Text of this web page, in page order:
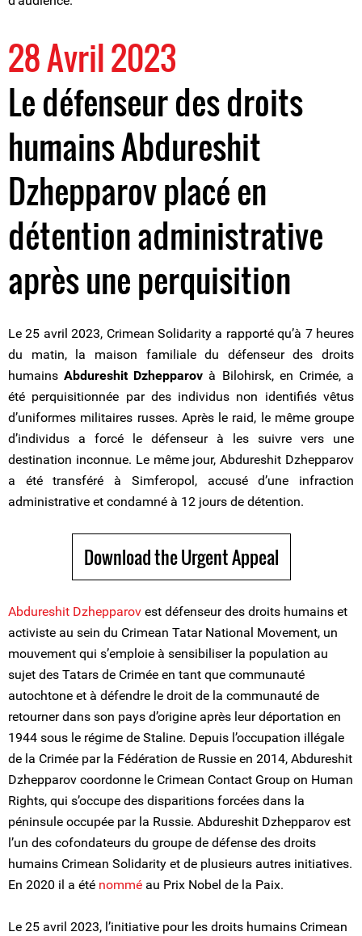
28 Avril 2023
Le défenseur des droits
humains Abdureshit
Dzhepparov placé en
détention administrative
après une perquisition
Le 25 avril 2023, Crimean Solidarity a rapporté qu’à 7 heures
du matin, la maison familiale du défenseur des droits
humainsAbdureshit Dzhepparov à Bilohirsk, en Crimée, a
été perquisitionnée par des individus non identifiés vêtus
d’uniformes militaires russes. Après le raid, le même groupe
d’individus a forcé le défenseur à les suivre vers une
destination inconnue. Le même jour, Abdureshit Dzhepparov
a été transféré à Simferopol, accusé d’une infraction
administrative et condamné à 12 jours de détention.
Download the Urgent Appeal
Abdureshit Dzhepparov est défenseur des droits humains et
activiste au sein du Crimean Tatar National Movement, un
mouvement qui s’emploie à sensibiliser la population au
sujet des Tatars de Crimée en tant que communauté
autochtone et à défendre le droit de la communauté de
retourner dans son pays d’origine après leur déportation en
1944 sous le régime de Staline. Depuis l’occupation illégale
de la Crimée par la Fédération de Russie en 2014, Abdureshit
Dzhepparov coordonne le Crimean Contact Group on Human
Rights, qui s’occupe des disparitions forcées dans la
péninsule occupée par la Russie. Abdureshit Dzhepparov est
l’un des cofondateurs du groupe de défense des droits
humains Crimean Solidarity et de plusieurs autres initiatives.
En 2020 il a été nommé au Prix Nobel de la Paix.
Le 25 avril 2023, l’initiative pour les droits humains Crimean